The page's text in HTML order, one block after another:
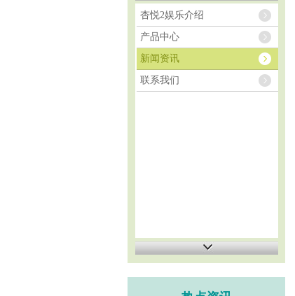
杏悦2娱乐介绍
产品中心
新闻资讯
联系我们